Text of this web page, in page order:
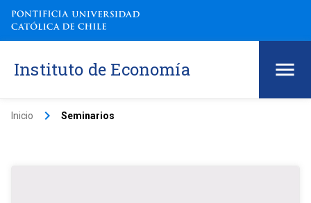
Instituto de Economía
Inicio keyboard_arrow_right Seminarios